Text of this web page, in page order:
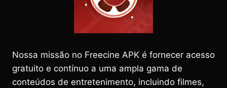
Nossa missão no Freecine APK é fornecer acesso
gratuito e contínuo a uma ampla gama de
conteúdos de entretenimento, incluindo filmes,